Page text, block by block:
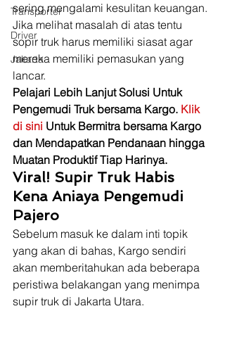
Transporter
Driver
Jakarta
sering mengalami kesulitan keuangan.
Jika melihat masalah di atas tentu
sopir truk harus memiliki siasat agar
mereka memiliki pemasukan yang
lancar.
Pelajari Lebih Lanjut Solusi Untuk
Pengemudi Truk bersama Kargo. Klik
di sini Untuk Bermitra bersama Kargo
dan Mendapatkan Pendanaan hingga
Muatan Produktif Tiap Harinya.
Viral! Supir Truk Habis
Kena Aniaya Pengemudi
Pajero
Sebelum masuk ke dalam inti topik
yang akan di bahas, Kargo sendiri
akan memberitahukan ada beberapa
peristiwa belakangan yang menimpa
supir truk di Jakarta Utara.